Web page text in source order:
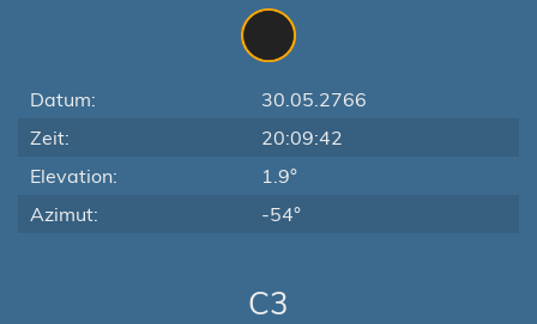
Datum:
30.05.2766
Zeit:
20:09:42
Elevation:
1.9°
Azimut:
-54°
C3